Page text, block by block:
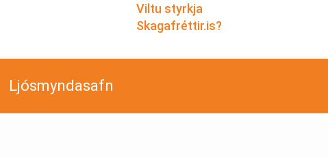
Viltu styrkja
Skagafréttir.is?
Ljósmyndasafn